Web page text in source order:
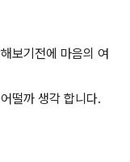
보기전에 마음의 여
떨까 생각 합니다.